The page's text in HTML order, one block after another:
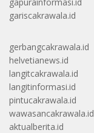
gariscakrawala.id
gerbangcakrawala.id
helvetianews.id
langitcakrawala.id
langitinformasi.id
pintucakrawala.id
wawasancakrawala.id
aktualberita.id